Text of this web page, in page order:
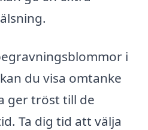
i
du visa omtanke
ger tröst till de
Ta dig tid att välja